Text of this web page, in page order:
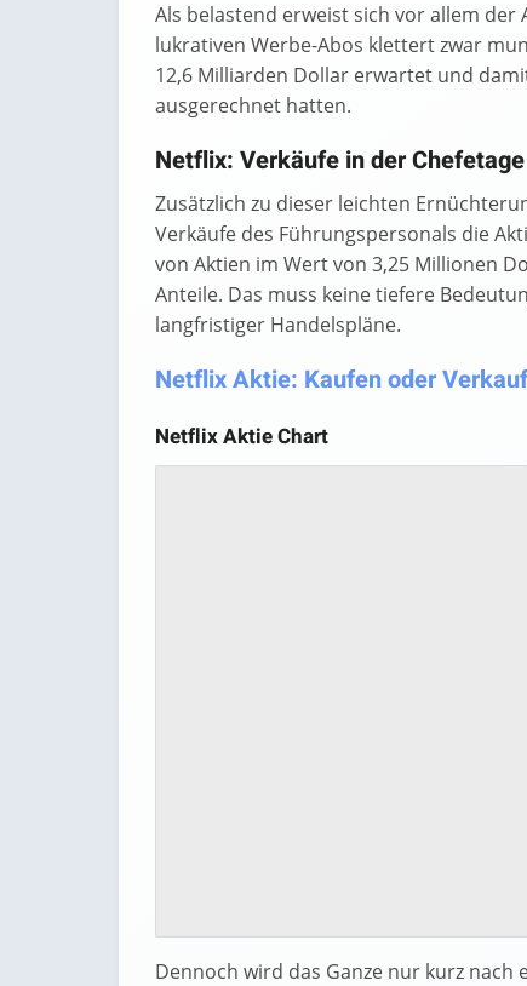
Als belastend erweist sich vor allem
lukrativen Werbe-Abos klettert zwar
12,6 Milliarden Dollar erwartet und
ausgerechnet hatten.
Netflix: Verkäufe in der Chefetage
Zusätzlich zu dieser leichten
Verkäufe des Führungspersonals die
von Aktien im Wert von 3,25 Millionen
Anteile. Das muss keine tiefere
langfristiger Handelspläne.
Netflix Aktie: Kaufen oder
Netflix Aktie Chart
Dennoch wird das Ganze nur kurz